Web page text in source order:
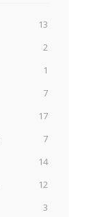
13
2
1
7
17
7
14
12
3